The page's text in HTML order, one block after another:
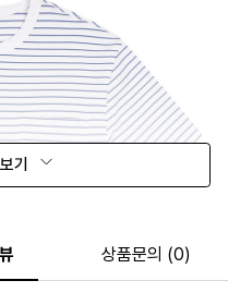
기
상품문의 (0)